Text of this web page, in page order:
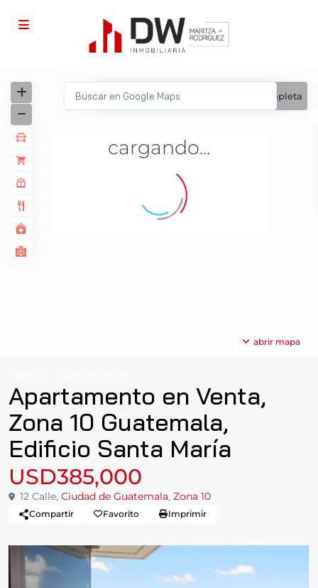
cargando...
abrir mapa
Ver Mi Ubicación Pantalla completa
Apartamento en Venta,
Zona 10 Guatemala,
Edificio Santa María
USD385,000
12 Calle, Ciudad de Guatemala, Zona 10
Compartir Favorito Imprimir